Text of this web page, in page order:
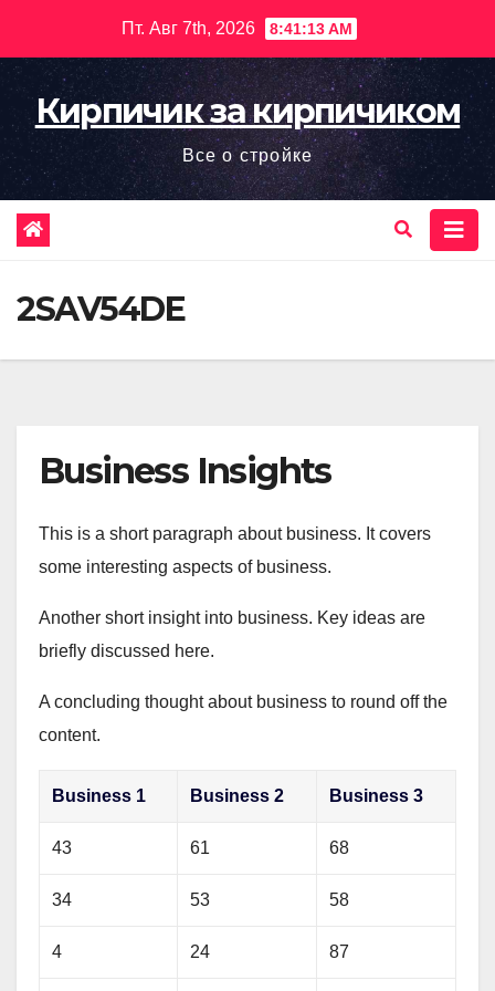
содержимому
Пт. Авг 7th, 2026 8:41:14 AM
Кирпичик за кирпичиком
Все о стройке
2SAV54DE
Business Insights
This is a short paragraph about business. It covers
some interesting aspects of business.
Another short insight into business. Key ideas are
briefly discussed here.
A concluding thought about business to round off the
content.
Business 1 Business 2 Business 3
43 61 68
34 53 58
4 24 87